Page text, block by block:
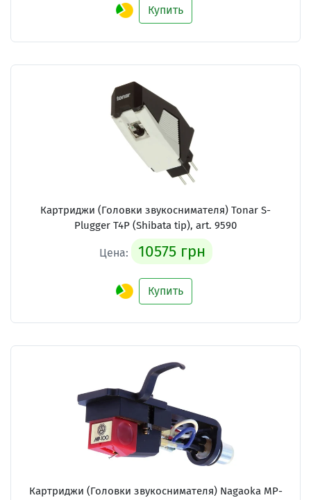
Купить
Картриджи (Головки звукоснимателя) Tonar S-
Plugger T4P (Shibata tip), art. 9590
Цена: 10575 грн
Купить
Картриджи (Головки звукоснимателя) Nagaoka MP-